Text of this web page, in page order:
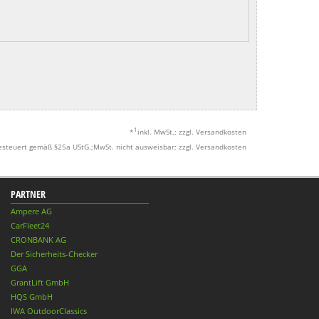
* 1 inkl. MwSt.; zzgl. Versandkosten
gemäß §25a UStG.;MwSt. nicht ausweisbar; zzgl. Versandkosten
PARTNER
Ampere AG
CarFleet24
CRONBANK AG
Der Sicherheits-Checker
GGA
GrantLift GmbH
HQS GmbH
IWA OutdoorClassics